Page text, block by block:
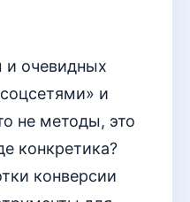
очевидных
и
не методы, это
конкретика?
конверсии